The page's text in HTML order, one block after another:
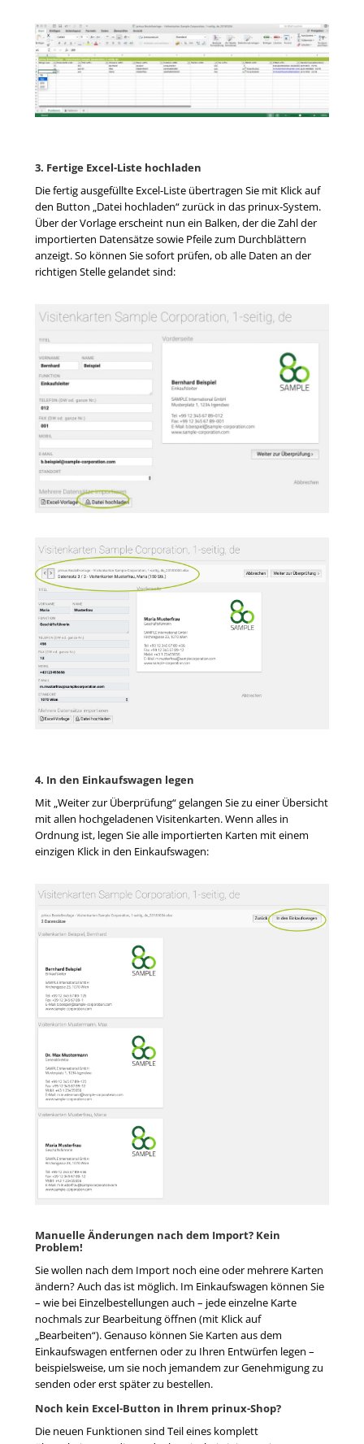
3. Fertige Excel-Liste hochladen
Die fertig ausgefüllte Excel-Liste übertragen Sie mit Klick auf
den Button „Datei hochladen“ zurück in das prinux-System.
Über der Vorlage erscheint nun ein Balken, der die Zahl der
importierten Datensätze sowie Pfeile zum Durchblättern
anzeigt. So können Sie sofort prüfen, ob alle Daten an der
richtigen Stelle gelandet sind:
4. In den Einkaufswagen legen
Mit „Weiter zur Überprüfung“ gelangen Sie zu einer Übersicht
mit allen hochgeladenen Visitenkarten. Wenn alles in
Ordnung ist, legen Sie alle importierten Karten mit einem
einzigen Klick in den Einkaufswagen:
Manuelle Änderungen nach dem Import? Kein
Problem!
Sie wollen nach dem Import noch eine oder mehrere Karten
ändern? Auch das ist möglich. Im Einkaufswagen können Sie
– wie bei Einzelbestellungen auch – jede einzelne Karte
nochmals zur Bearbeitung öffnen (mit Klick auf
„Bearbeiten“). Genauso können Sie Karten aus dem
Einkaufswagen entfernen oder zu Ihren Entwürfen legen –
beispielsweise, um sie noch jemandem zur Genehmigung zu
senden oder erst später zu bestellen.
Noch kein Excel-Button in Ihrem prinux-Shop?
Die neuen Funktionen sind Teil eines komplett